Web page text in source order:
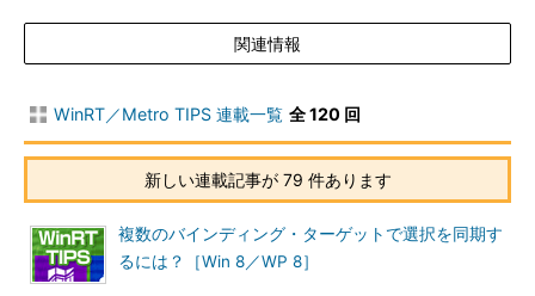
関連情報
WinRT／Metro TIPS 連載一覧 全 120 回
新しい連載記事が 79 件あります
複数のバインディング・ターゲットで選択を同期す
るには？［Win 8／WP 8］